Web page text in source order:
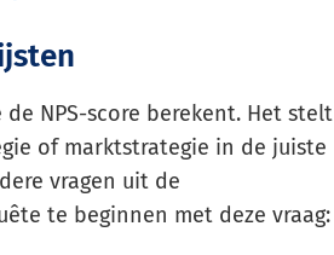
NPS-score berekent. Het stelt
of marktstrategie in de juiste
vragen uit de
te beginnen met deze vraag: